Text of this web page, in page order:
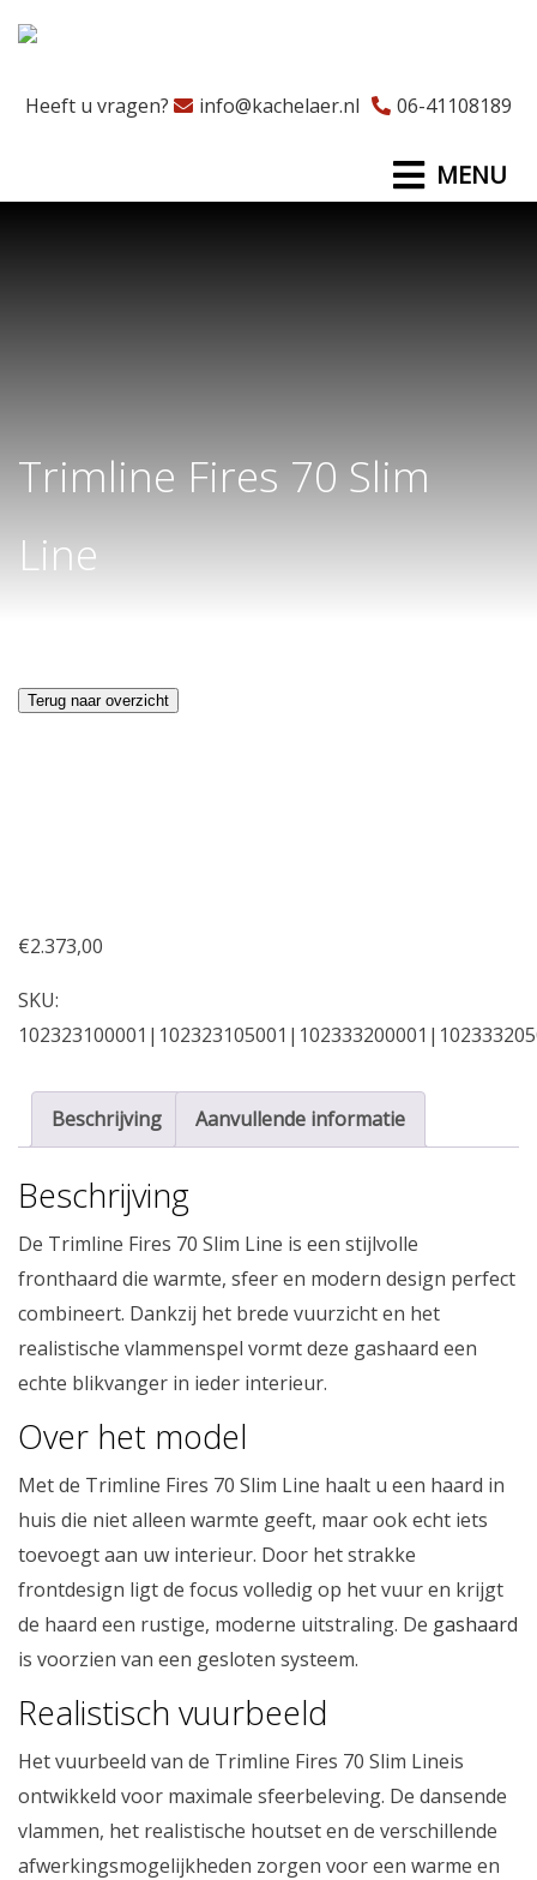
Heeft u vragen? info@kachelaer.nl 06-41108189
MENU
Trimline Fires 70 Slim
Line
Terug naar overzicht
€2.373,00
SKU:
Beschrijving Aanvullende informatie
Beschrijving
De Trimline Fires 70 Slim Line is een stijlvolle
fronthaard die warmte, sfeer en modern design perfect
combineert. Dankzij het brede vuurzicht en het
realistische vlammenspel vormt deze gashaard een
echte blikvanger in ieder interieur.
Over het model
Met de Trimline Fires 70 Slim Line haalt u een haard in
huis die niet alleen warmte geeft, maar ook echt iets
toevoegt aan uw interieur. Door het strakke
frontdesign ligt de focus volledig op het vuur en krijgt
de haard een rustige, moderne uitstraling. De gashaard
is voorzien van een gesloten systeem.
Realistisch vuurbeeld
Het vuurbeeld van de Trimline Fires 70 Slim Lineis
ontwikkeld voor maximale sfeerbeleving. De dansende
vlammen, het realistische houtset en de verschillende
afwerkingsmogelijkheden zorgen voor een warme en